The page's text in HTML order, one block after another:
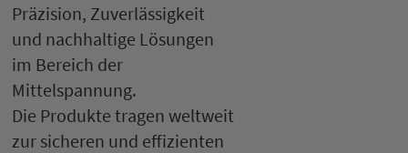
Präzision, Zuverlässigkeit
und nachhaltige Lösungen
im Bereich der
Mittelspannung.
Die Produkte tragen weltweit
zur sicheren und effizienten